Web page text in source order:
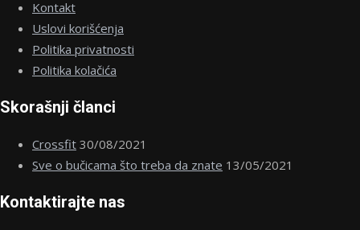
Kontakt
Uslovi korišćenja
Politika privatnosti
Politika kolačića
Skorašnji članci
Crossfit 30/08/2021
Sve o bučicama što treba da znate 13/05/2021
Kontaktirajte nas